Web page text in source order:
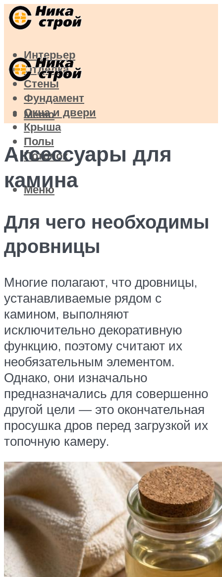
Интерьер
Отделка
Стены
Фундамент
Окна и двери
Крыша
Полы
Потолок
Меню
Меню
Аксессуары для
камина
Для чего необходимы
дровницы
Многие полагают, что дровницы,
устанавливаемые рядом с
камином, выполняют
исключительно декоративную
функцию, поэтому считают их
необязательным элементом.
Однако, они изначально
предназначались для совершенно
другой цели — это окончательная
просушка дров перед загрузкой их
топочную камеру.